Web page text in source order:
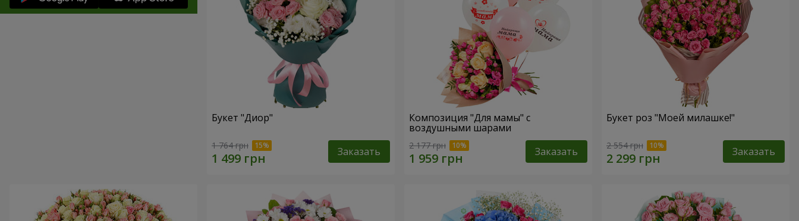
Букет "Диор"
1 764 грн Заказать
Композиция "Для мамы" с
воздушными шарами
2 177 грн Заказать
Букет роз "Моей милашке!"
2 554 грн Заказать